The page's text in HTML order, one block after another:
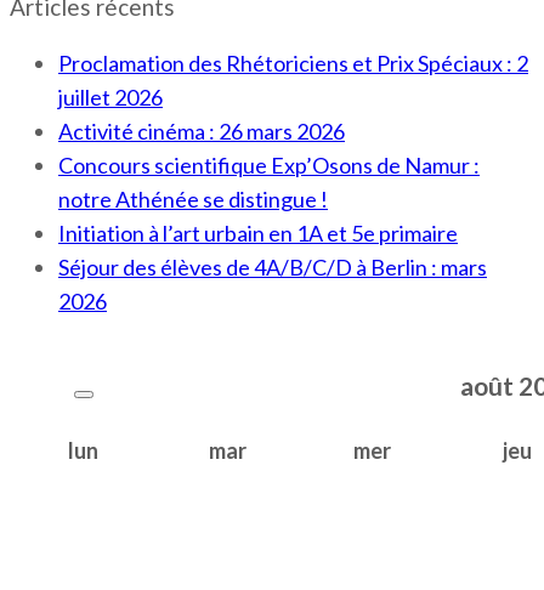
Articles récents
Proclamation des Rhétoriciens et Prix Spéciaux : 2
juillet 2026
Activité cinéma : 26 mars 2026
Concours scientifique Exp’Osons de Namur :
notre Athénée se distingue !
Initiation à l’art urbain en 1A et 5e primaire
Séjour des élèves de 4A/B/C/D à Berlin : mars
2026
août
lun mar mer jeu